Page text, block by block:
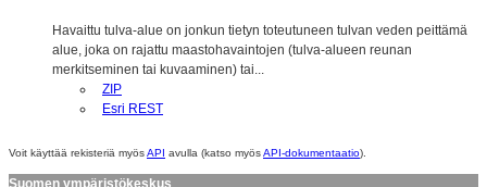
Havaittu tulva-alue on jonkun tietyn toteutuneen tulvan veden peittämä
alue, joka on rajattu maastohavaintojen (tulva-alueen reunan
merkitseminen tai kuvaaminen) tai...
ZIP
Esri REST
Voit käyttää rekisteriä myösAPI avulla (katso myösAPI-dokumentaatio).
Suomen ympäristökeskus